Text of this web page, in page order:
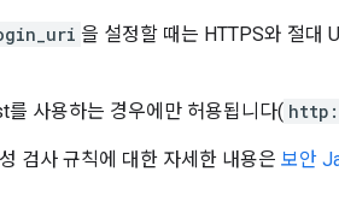
을 설정할 때는 HTTPS와 절대
를 사용하는 경우에만 허용됩니다(
검사 규칙에 대한 자세한 내용은 보안